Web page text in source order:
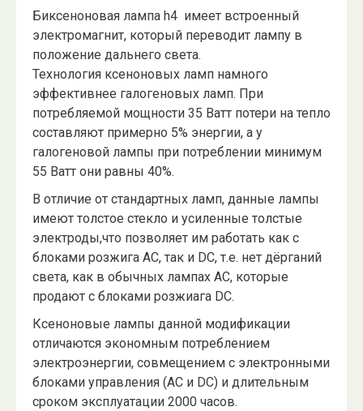
Биксеноновая лампа h4 имеет встроенный
электромагнит, который переводит лампу в
положение дальнего света.
Технология ксеноновых ламп намного
эффективнее галогеновых ламп. При
потребляемой мощности 35 Ватт потери на тепло
составляют примерно 5% энергии, а у
галогеновой лампы при потреблении минимум
55 Ватт они равны 40%.
В отличие от стандартных ламп, данные лампы
имеют толстое стекло и усиленные толстые
электроды,что позволяет им работать как с
блоками розжига AC, так и DC, т.е. нет дёрганий
света, как в обычных лампах AC, которые
продают с блоками розжиага DC.
Ксеноновые лампы данной модификации
отличаются экономным потреблением
электроэнергии, совмещением с электронными
блоками управления (AC и DC) и длительным
сроком эксплуатации 2000 часов.